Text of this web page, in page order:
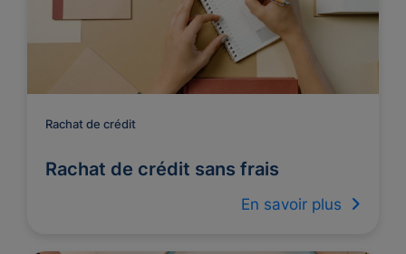
Rachat de crédit
Rachat de crédit sans frais
En savoir plus